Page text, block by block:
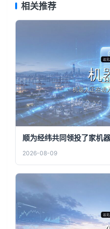
相关推荐
顺为经纬共同领投了家机
2026-08-09